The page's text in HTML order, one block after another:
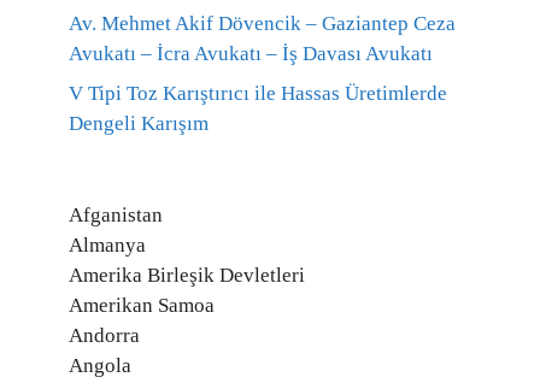
Av. Mehmet Akif Dövencik – Gaziantep Ceza
Avukatı – İcra Avukatı – İş Davası Avukatı
V Tipi Toz Karıştırıcı ile Hassas Üretimlerde
Dengeli Karışım
Afganistan
Almanya
Amerika Birleşik Devletleri
Amerikan Samoa
Andorra
Angola